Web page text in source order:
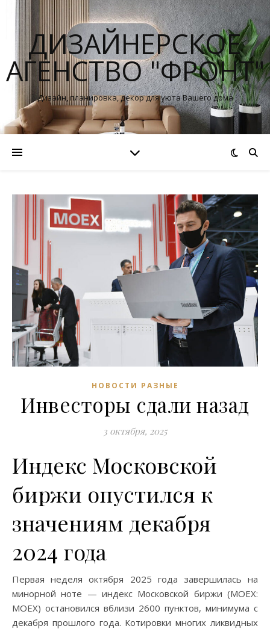
ДИЗАЙНЕРСКОЕ
АГЕНСТВО "ФРОНТ"
Дизайн, планировка, декор для уюта Вашего дома
НОВОСТИ РАЗНЫЕ
Инвесторы сдали назад
3 октября, 2025
Индекс Московской
биржи опустился к
значениям декабря
2024 года
Первая неделя октября 2025 года завершилась на
минорной ноте — индекс Московской биржи (MOEX:
MOEX) остановился вблизи 2600 пунктов, минимума с
декабря прошлого года. Котировки многих ликвидных